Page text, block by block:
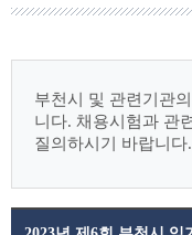
부천시 및 관련기관
니다. 채용시험과 관
질의하시기 바랍니다.